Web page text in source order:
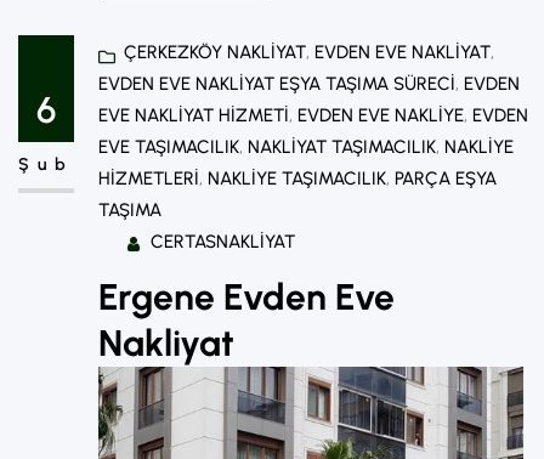
eve nakliyat hizmetleri, hem şehir içi hem
de şehirler arası taşınmalarda büyük
önem taşır. Kırklareli Evden Eve Nakliyat
Nedir? Evden eve nakliyat; eşyaların…
6
Şub
ÇERKEZKÖY NAKLIYAT, EVDEN EVE NAKLIYAT
EVDEN EVE NAKLIYAT EŞYA TAŞIMA SÜRECI, EVDEN
EVE NAKLIYAT HIZMETI, EVDEN EVE NAKLIYE, EVDEN
EVE TAŞIMACILIK, NAKLIYAT TAŞIMACILIK, NAKLIYE
HIZMETLERI, NAKLIYE TAŞIMACILIK, PARÇA EŞYA
TAŞIMA
CERTASNAKLIYAT
Ergene Evden Eve
Nakliyat